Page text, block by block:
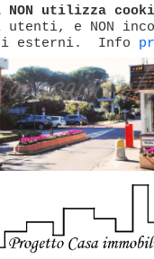
NON utilizza
e NON
esterni. Info